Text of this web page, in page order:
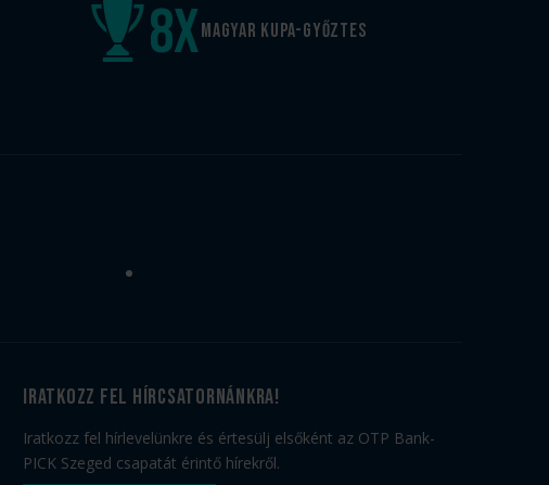
Magyar kupa-győztes
8x
iratkozz fel hírcsatornánkra!
Iratkozz fel hírlevelünkre és értesülj elsőként az OTP Bank-
PICK Szeged csapatát érintő hírekről.